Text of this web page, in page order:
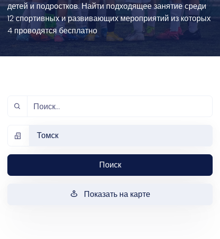
детей и подростков. Найти подходящее занятие среди
12 спортивных и развивающих мероприятий из которых
4 проводятся бесплатно
Томск
Поиск
Показать на карте